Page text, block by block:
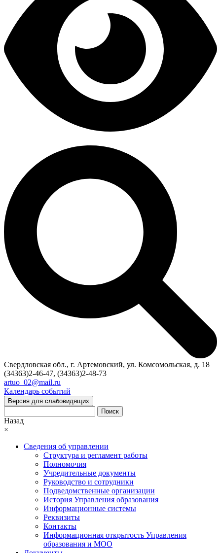
Свердловская обл., г. Артемовский, ул. Комсомольская, д. 18
(34363)2-46-47, (34363)2-48-73
artuo_02@mail.ru
Календарь событий
Версия для слабовидящих
Поиск
Назад
×
Сведения об управлении
Структура и регламент работы
Полномочия
Учредительные документы
Руководство и сотрудники
Подведомственные организации
История Управления образования
Информационные системы
Реквизиты
Контакты
Информационная открытость Управления
образования и МОО